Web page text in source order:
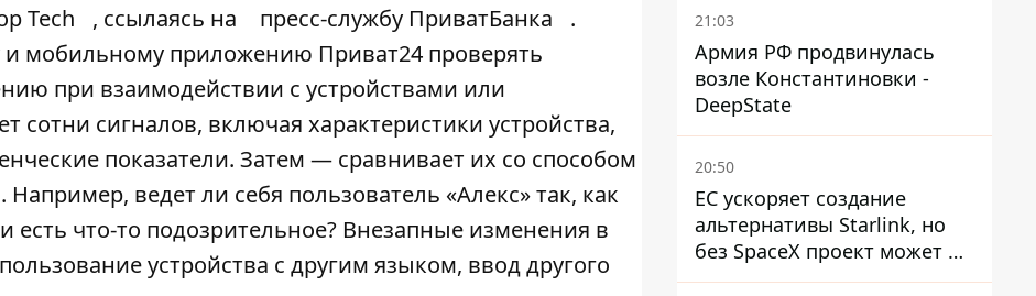
Tech , ссылаясь на пресс-службу ПриватБанка
.
и мобильному приложению Приват24 проверять
при взаимодействии с устройствами или
сигналов, включая характеристики устройства,
показатели. Затем — сравнивает их со способом
ведет ли себя пользователь «Алекс» так, как
есть что-то подозрительное? Внезапные изменения в
устройства с другим языком, ввод другого
21:03
Армия РФ продвинулась
возле Константиновки -
DeepState
20:50
ЕС ускоряет создание
альтернативы Starlink, но
без SpaceX проект может не
обойтись